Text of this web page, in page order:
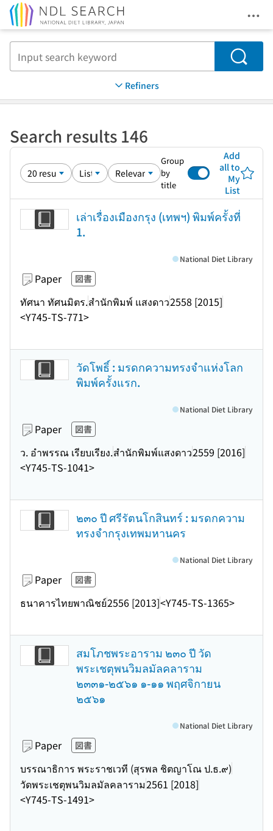
Search
Refiners
Search results 146
Group
by
title
Add
all to
My
List
เล่าเรื่องเมืองกรุง (เทพฯ) พิมพ์ครั้งที่
1.
Paper 図書
ทัศนา ทัศนมิตร.สำนักพิมพ์ แสงดาว2558 [2015]
<Y745-TS-771>
National Diet Library
วัดโพธิ์ : มรดกความทรงจำแห่งโลก
พิมพ์ครั้งแรก.
Paper 図書
ว. อำพรรณ เรียบเรียง.สำนักพิมพ์แสงดาว2559 [2016]
<Y745-TS-1041>
National Diet Library
๒๓๐ ปี ศรีรัตนโกสินทร์ : มรดกความ
ทรงจำกรุงเทพมหานคร
Paper 図書
ธนาคารไทยพาณิชย์2556 [2013]<Y745-TS-1365>
National Diet Library
สมโภชพระอาราม ๒๓๐ ปี วัด
พระเชตุพนวิมลมัลคลาราม
๒๓๓๑-๒๕๖๑ ๑-๑๑ พฤศจิกายน
๒๕๖๑
Paper 図書
บรรณาธิการ พระราชเวที (สุรพล ชิตญาโณ ป.ธ.๙)
วัดพระเชตุพนวิมลมัลคลาราม2561 [2018]
<Y745-TS-1491>
National Diet Library